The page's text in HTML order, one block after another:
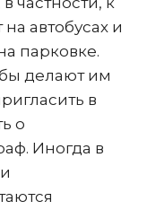
автобусах и
парковке.
делают им
в
о
Иногда в